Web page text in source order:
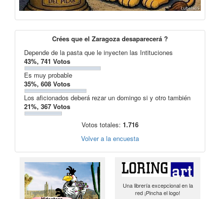
Crées que el Zaragoza desaparecerá ?
Depende de la pasta que le inyecten las Intituciones
43%, 741 Votos
Es muy probable
35%, 608 Votos
Los aficionados deberá rezar un domingo si y otro también
21%, 367 Votos
Votos totales: 1.716
Volver a la encuesta
Una librería excepcional en la
red ¡Pincha el logo!